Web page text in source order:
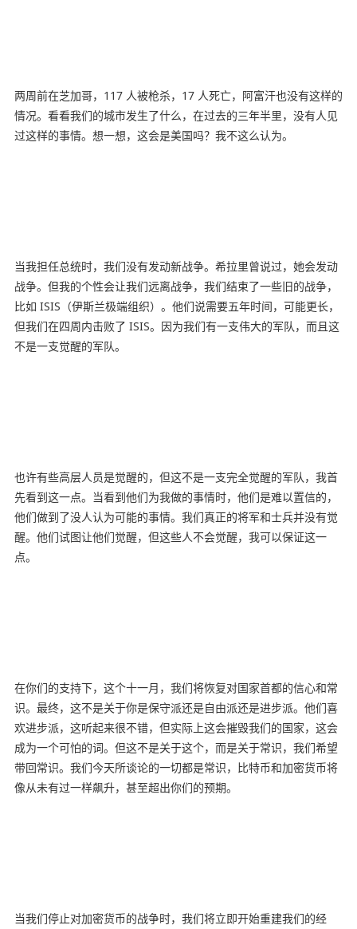
两周前在芝加哥，117 人被枪杀，17 人死亡，阿富汗也没有这样的
情况。看看我们的城市发生了什么，在过去的三年半里，没有人见
过这样的事情。想一想，这会是美国吗？我不这么认为。
当我担任总统时，我们没有发动新战争。希拉里曾说过，她会发动
战争。但我的个性会让我们远离战争，我们结束了一些旧的战争，
比如 ISIS（伊斯兰极端组织）。他们说需要五年时间，可能更长，
但我们在四周内击败了 ISIS。因为我们有一支伟大的军队，而且这
不是一支觉醒的军队。
也许有些高层人员是觉醒的，但这不是一支完全觉醒的军队，我首
先看到这一点。当看到他们为我做的事情时，他们是难以置信的，
他们做到了没人认为可能的事情。我们真正的将军和士兵并没有觉
醒。他们试图让他们觉醒，但这些人不会觉醒，我可以保证这一
点。
在你们的支持下，这个十一月，我们将恢复对国家首都的信心和常
识。最终，这不是关于你是保守派还是自由派还是进步派。他们喜
欢进步派，这听起来很不错，但实际上这会摧毁我们的国家，这会
成为一个可怕的词。但这不是关于这个，而是关于常识，我们希望
带回常识。我们今天所谈论的一切都是常识，比特币和加密货币将
像从未有过一样飙升，甚至超出你们的预期。
当我们停止对加密货币的战争时，我们将立即开始重建我们的经